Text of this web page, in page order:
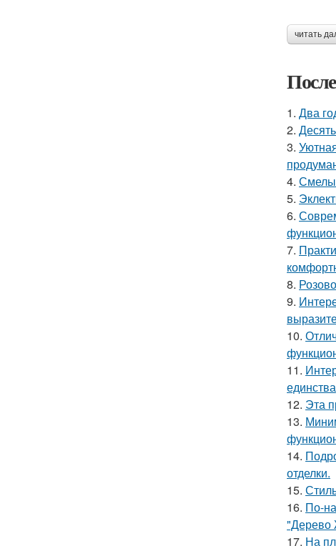
читать
1. Два
2.
3.
4.
5.
6.
7.
8.
9.
10.
11.
12. Эта
13.
14.
отделки.
15.
16. По-
"Дерево
17. На